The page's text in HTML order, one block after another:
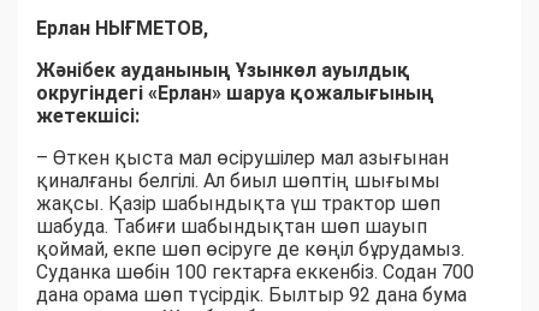
Ерлан НЫҒМЕТОВ,
Жәнібек ауданының Ұзынкөл ауылдық
округіндегі «Ерлан» шаруа қожалығының
жетекшісі:
– Өткен қыста мал өсірушілер мал азығынан
қиналғаны белгілі. Ал биыл шөптің шығымы
жақсы. Қазір шабындықта үш трактор шөп
шабуда. Табиғи шабындықтан шөп шауып
қоймай, екпе шөп өсіруге де көңіл бұрудамыз.
Суданка шөбін 100 гектарға еккенбіз. Содан 700
дана орама шөп түсірдік. Былтыр 92 дана бума